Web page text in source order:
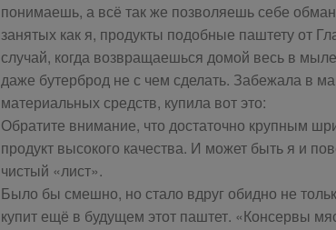
понимаешь, а всё так же позволяешь себе
занятых как я, продукты подобные паштету от
случай, когда возвращаешься домой весь в
даже бутерброд не с чем сделать. Забежала в
материальных средств, купила вот это:
Обратите внимание, что достаточно крупным
продукт высокого качества. И может быть я и
чистый «лист».
Было бы смешно, но стало вдруг обидно не
купит ещё в будущем этот паштет. «Консервы